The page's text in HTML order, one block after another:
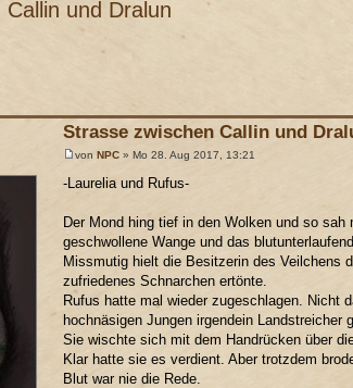
und Dralun
Strasse zwischen Callin und
von NPC» Mo 28. Aug 2017, 13:21
-Laurelia und Rufus-
Der Mond hing tief in den Wolken und so
geschwollene Wange und das
Missmutig hielt die Besitzerin des Veilchens
zufriedenes Schnarchen ertönte.
Rufus hatte mal wieder zugeschlagen. Nicht
hochnäsigen Jungen irgendein Landstreicher
Sie wischte sich mit dem Handrücken über
Klar hatte sie es verdient. Aber trotzdem
Blut war nie die Rede.